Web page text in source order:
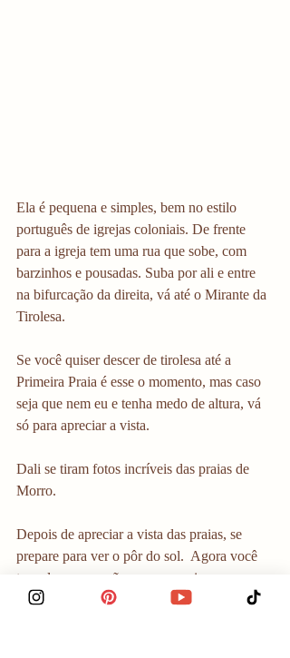
Ela é pequena e simples, bem no estilo
português de igrejas coloniais. De frente
para a igreja tem uma rua que sobe, com
barzinhos e pousadas. Suba por ali e entre
na bifurcação da direita, vá até o Mirante da
Tirolesa.
Se você quiser descer de tirolesa até a
Primeira Praia é esse o momento, mas caso
seja que nem eu e tenha medo de altura, vá
só para apreciar a vista.
Dali se tiram fotos incríveis das praias de
Morro.
Depois de apreciar a vista das praias, se
prepare para ver o pôr do sol.  Agora você
tem algumas opções para apreciar esse
espetáculo: o Mirante do Farol, que é uma